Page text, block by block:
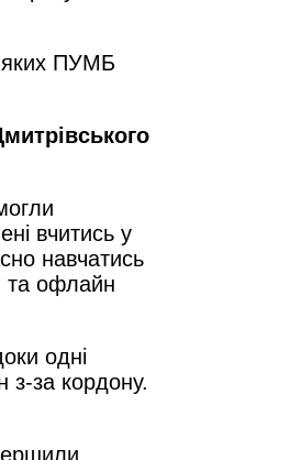
яких ПУМБ
вчитись у
навчатись
та офлайн
одні
з-за кордону.